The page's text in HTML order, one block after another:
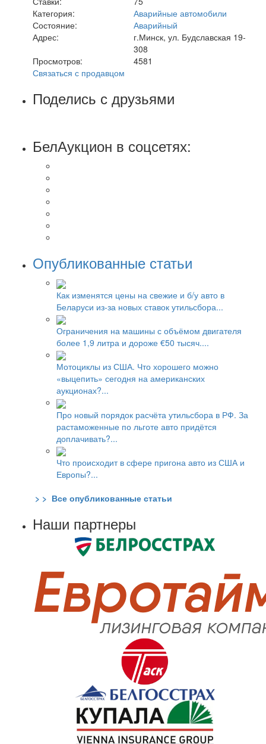
Категория:
Аварийные автомобили
Состояние:
Аварийный
Адрес:
г.Минск, ул. Будславская 19-
308
Просмотров:
4581
Связаться с продавцом
Поделись с друзьями
БелАукцион в соцсетях:
Опубликованные статьи
Как изменятся цены на свежие и б/у авто в
Беларуси из-за новых ставок утильсбора...
Ограничения на машины с объёмом двигателя
более 1,9 литра и дороже €50 тысяч....
Мотоциклы из США. Что хорошего можно
«выцепить» сегодня на американских
аукционах?...
Про новый порядок расчёта утильсбора в РФ. За
растаможенные по льготе авто придётся
доплачивать?...
Что происходит в сфере пригона авто из США и
Европы?...
> > Все опубликованные статьи
Наши партнеры